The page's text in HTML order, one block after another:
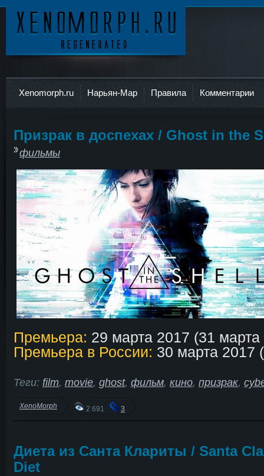
Xenomorph.ru Нарьян-Мар Правила Комментарии
Призрак в доспехах / Ghost in the
фильмы
Премьера: 29 марта 2017 (31 марта
Премьера в России: 30 марта 2017
Теги: film, movie, ghost, фильм, кино, призрак,
XenoMorph 2 691 3
Диета из Санта Клариты / Santa
Diet